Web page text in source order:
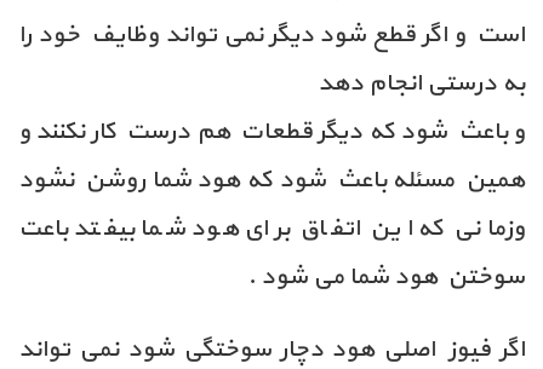
است و اگر قطع شود دیگر نمی تواند وظایف خود را
به درستی انجام دهد
و باعث شود که دیگر قطعات هم درست کار نکنند و
همین مسئله باعث شود که هود شما روشن نشود
وزمانی که این اتفاق برای هود شما بیفتد باعت
سوختن هود شما می شود .
اگر فیوز اصلی هود دچار سوختگی شود نمی تواند